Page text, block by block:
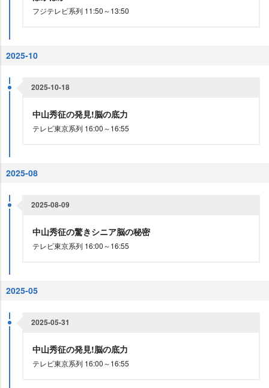
フジテレビ系列 11:50～13:50
2025-10
2025-10-18
中山秀征の発見!脳の底力
テレビ東京系列 16:00～16:55
2025-08
2025-08-09
中山秀征の驚きシニア脳の秘密
テレビ東京系列 16:00～16:55
2025-05
2025-05-31
中山秀征の発見!脳の底力
テレビ東京系列 16:00～16:55